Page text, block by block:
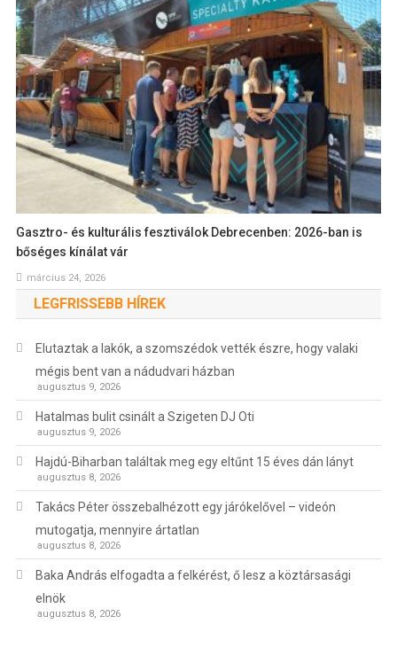
Gasztro- és kulturális fesztiválok Debrecenben: 2026-ban is
bőséges kínálat vár
március 24, 2026
LEGFRISSEBB HÍREK
Elutaztak a lakók, a szomszédok vették észre, hogy valaki
mégis bent van a nádudvari házban
augusztus 9, 2026
Hatalmas bulit csinált a Szigeten DJ Oti
augusztus 9, 2026
Hajdú-Biharban találtak meg egy eltűnt 15 éves dán lányt
augusztus 8, 2026
Takács Péter összebalhézott egy járókelővel – videón
mutogatja, mennyire ártatlan
augusztus 8, 2026
Baka András elfogadta a felkérést, ő lesz a köztársasági
elnök
augusztus 8, 2026